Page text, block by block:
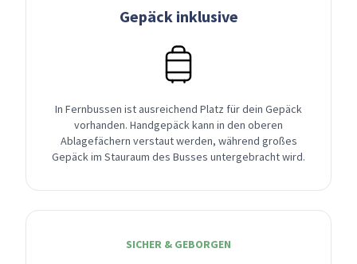
Gepäck inklusive
In Fernbussen ist ausreichend Platz für dein Gepäck
vorhanden. Handgepäck kann in den oberen
Ablagefächern verstaut werden, während großes
Gepäck im Stauraum des Busses untergebracht wird.
SICHER & GEBORGEN